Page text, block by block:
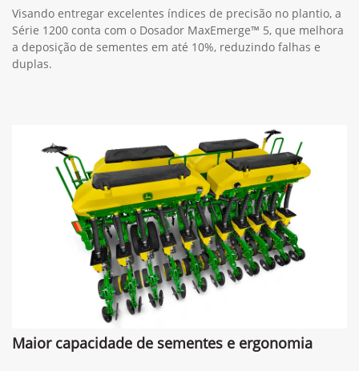
Visando entregar excelentes índices de precisão no plantio, a
Série 1200 conta com o Dosador MaxEmerge™ 5, que melhora
a deposição de sementes em até 10%, reduzindo falhas e
duplas.
Maior capacidade de sementes e ergonomia